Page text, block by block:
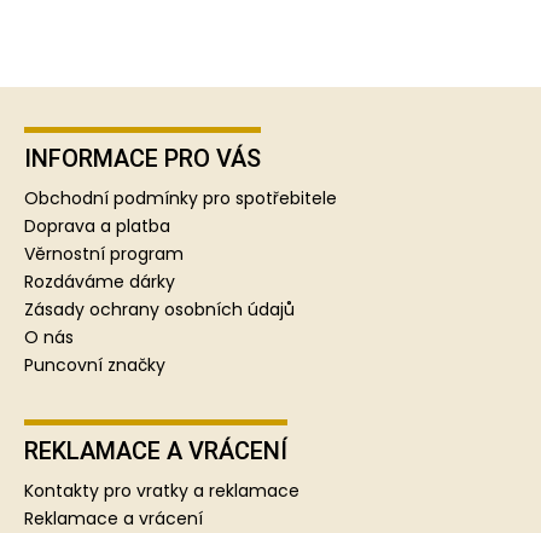
INFORMACE PRO VÁS
Obchodní podmínky pro spotřebitele
Doprava a platba
Věrnostní program
Rozdáváme dárky
Zásady ochrany osobních údajů
O nás
Puncovní značky
REKLAMACE A VRÁCENÍ
Kontakty pro vratky a reklamace
Reklamace a vrácení